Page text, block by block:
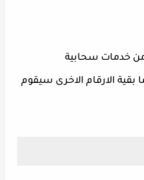
خدمات سحابية
بعدم تسجيل مستقبلا لهذا رقم فقط مثلا 33334343 اما بقية الارقام الاخرى سيقوم